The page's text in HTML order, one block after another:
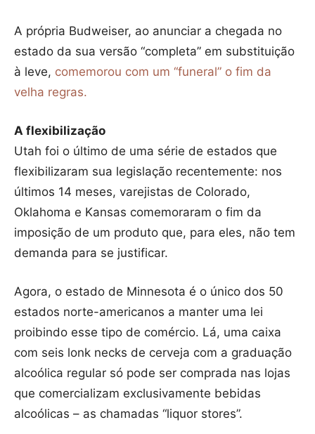
A própria Budweiser, ao anunciar a chegada no
estado da sua versão “completa” em substituição
à leve, comemorou com um “funeral” o fim da
velha regras.
A flexibilização
Utah foi o último de uma série de estados que
flexibilizaram sua legislação recentemente: nos
últimos 14 meses, varejistas de Colorado,
Oklahoma e Kansas comemoraram o fim da
imposição de um produto que, para eles, não tem
demanda para se justificar.
Agora, o estado de Minnesota é o único dos 50
estados norte-americanos a manter uma lei
proibindo esse tipo de comércio. Lá, uma caixa
com seis lonk necks de cerveja com a graduação
alcoólica regular só pode ser comprada nas lojas
que comercializam exclusivamente bebidas
alcoólicas – as chamadas “liquor stores”.